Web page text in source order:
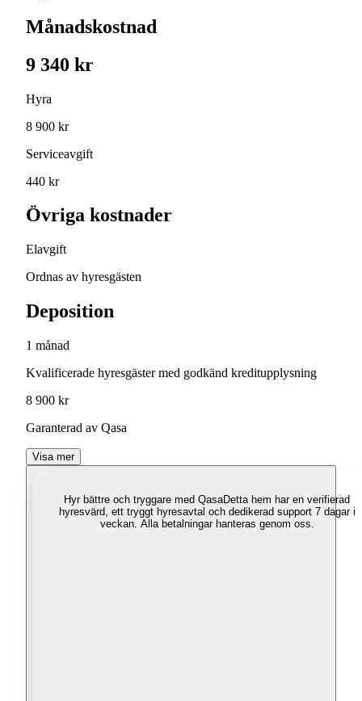
Månadskostnad
9 340 kr
Hyra
8 900 kr
Serviceavgift
440 kr
Övriga kostnader
Elavgift
Ordnas av hyresgästen
Deposition
1 månad
Kvalificerade hyresgäster med godkänd kreditupplysning
8 900 kr
Garanterad av Qasa
Visa mer
Hyr bättre och tryggare med QasaDetta hem har en verifierad
hyresvärd, ett tryggt hyresavtal och dedikerad support 7 dagar i
veckan. Alla betalningar hanteras genom oss.